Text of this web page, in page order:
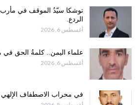
توشكا سيّدُ الموقف في
الردع.
أغسطس 6, 2026
علماء اليمن.. كلمةُ الحق في
أغسطس 6, 2026
في محراب الاصطفاف الإلهي